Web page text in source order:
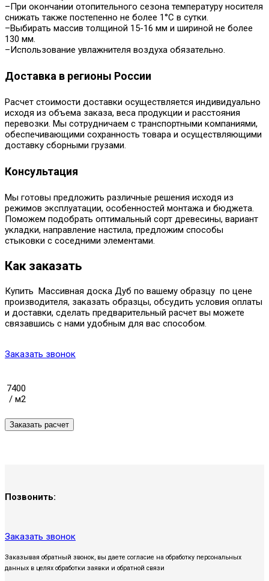
–При окончании отопительного сезона температуру носителя
снижать также постепенно не более 1°С в сутки.
–Выбирать массив толщиной 15-16 мм и шириной не более
130 мм.
–Использование увлажнителя воздуха обязательно.
Доставка в регионы России
Расчет стоимости доставки осуществляется индивидуально
исходя из объема заказа, веса продукции и расстояния
перевозки. Мы сотрудничаем с транспортными компаниями,
обеспечивающими сохранность товара и осуществляющими
доставку сборными грузами.
Консультация
Мы готовы предложить различные решения исходя из
режимов эксплуатации, особенностей монтажа и бюджета.
Поможем подобрать оптимальный сорт древесины, вариант
укладки, направление настила, предложим способы
стыковки с соседними элементами.
Как заказать
Купить Массивная доска Дуб по вашему образцу по цене
производителя, заказать образцы, обсудить условия оплаты
и доставки, сделать предварительный расчет вы можете
связавшись с нами удобным для вас способом.
Заказать звонок
7400
/ м2
Позвонить:
Заказать звонок
Заказывая обратный звонок, вы даете согласие на обработку персональных
данных в целях обработки заявки и обратной связи